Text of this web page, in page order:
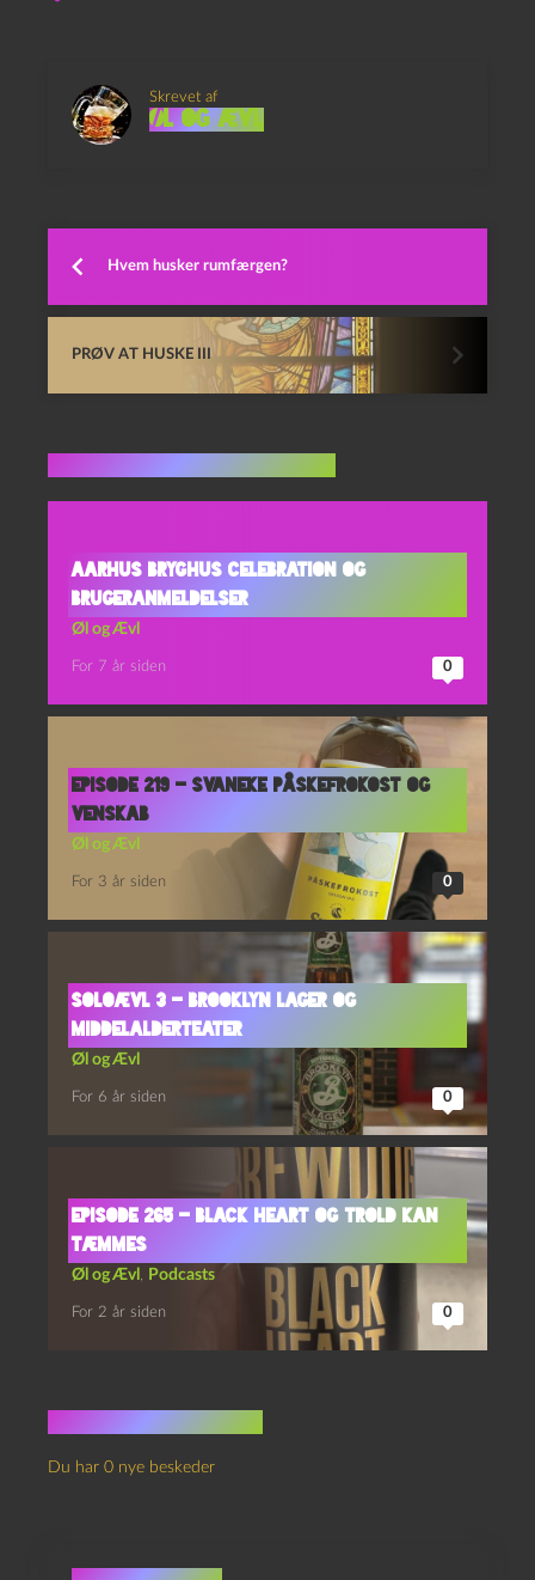
Skrevet af
Øl og Ævl
Hvem husker rumfærgen?
PRØV AT HUSKE III
Aarhus Bryghus Celebration og
Brugeranmeldelser
Øl og Ævl
For 7 år siden 0
Episode 219 – Svaneke Påskefrokost og
Venskab
Øl og Ævl
For 3 år siden 0
Soloævl 3 – Brooklyn Lager og
Middelalderteater
Øl og Ævl
For 6 år siden 0
Episode 265 – Black Heart og Trold Kan
Tæmmes
Øl og Ævl , Podcasts
For 2 år siden 0
Du har 0 nye beskeder